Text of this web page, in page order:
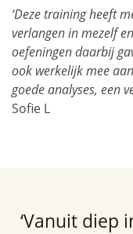
‘Deze training heeft
verlangen in mezelf
oefeningen daarbij
ook werkelijk mee
goede analyses, een
Sofie L
‘Vanuit diep